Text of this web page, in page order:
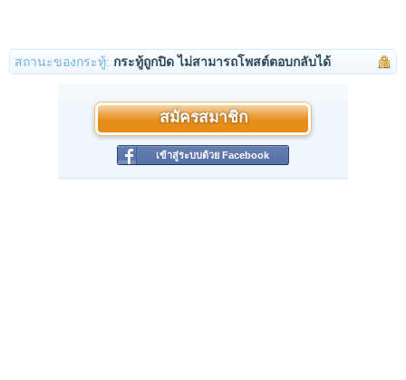
สถานะของกระทู้: กระทู้ถูกปิด ไม่สามารถโพสต์ตอบกลับได้
สมัครสมาชิก
เข้าสู่ระบบด้วย Facebook